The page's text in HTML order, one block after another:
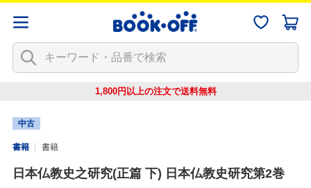
1,800円以上の注文で送料無料
中古
書籍 書籍
日本仏教史之研究(正篇 下) 日本仏教史研究第2巻